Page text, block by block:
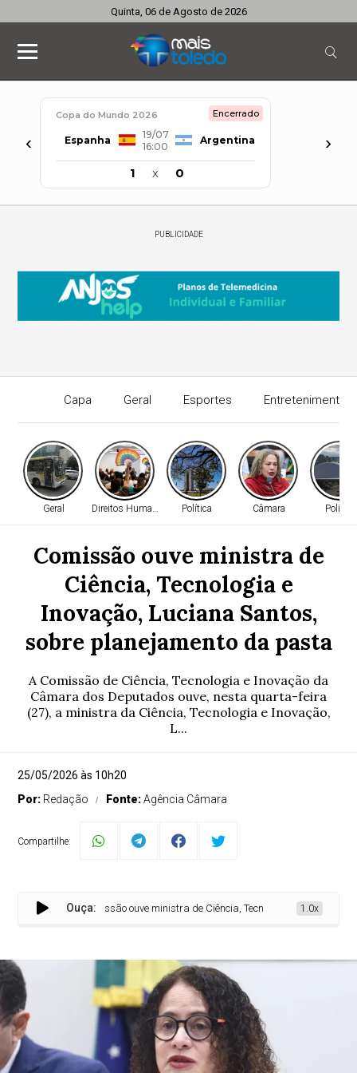
Quinta, 06 de Agosto de 2026
‹
Copa do Mundo 2026 Encerrado
Espanha
19/07
16:00
Argentina
1 x 0
›
PUBLICIDADE
Capa Geral Esportes Entretenimento
Geral Direitos Humanos Política Câmara Política
Comissão ouve ministra de
Ciência, Tecnologia e
Inovação, Luciana Santos,
sobre planejamento da pasta
A Comissão de Ciência, Tecnologia e Inovação da
Câmara dos Deputados ouve, nesta quarta-feira
(27), a ministra da Ciência, Tecnologia e Inovação,
L...
25/05/2026 às 10h20
Por: Redação Fonte:Agência Câmara
Compartilhe:
Ouça:
Comissão ouve ministra de Ciência, Tecnologia e Inovação,
1.0x